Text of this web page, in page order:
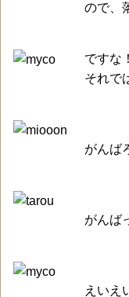
ので、
ですな！
それで
がんば
がんば
えいえ